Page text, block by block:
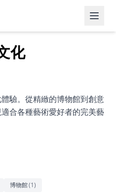
化
驗。從精緻的博物館到創意
合各種藝術愛好者的完美藝
博物館(1)